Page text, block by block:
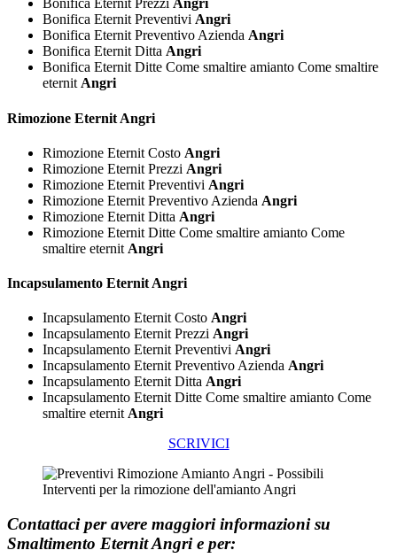
Bonifica Eternit Prezzi Angri
Bonifica Eternit Preventivi Angri
Bonifica Eternit Preventivo Azienda Angri
Bonifica Eternit Ditta Angri
Bonifica Eternit Ditte Come smaltire amianto Come smaltire
eternit Angri
Rimozione Eternit Angri
Rimozione Eternit Costo Angri
Rimozione Eternit Prezzi Angri
Rimozione Eternit Preventivi Angri
Rimozione Eternit Preventivo Azienda Angri
Rimozione Eternit Ditta Angri
Rimozione Eternit Ditte Come smaltire amianto Come
smaltire eternit Angri
Incapsulamento Eternit Angri
Incapsulamento Eternit Costo Angri
Incapsulamento Eternit Prezzi Angri
Incapsulamento Eternit Preventivi Angri
Incapsulamento Eternit Preventivo Azienda Angri
Incapsulamento Eternit Ditta Angri
Incapsulamento Eternit Ditte Come smaltire amianto Come
smaltire eternit Angri
SCRIVICI
Contattaci per avere maggiori informazioni su
Smaltimento Eternit Angri e per: